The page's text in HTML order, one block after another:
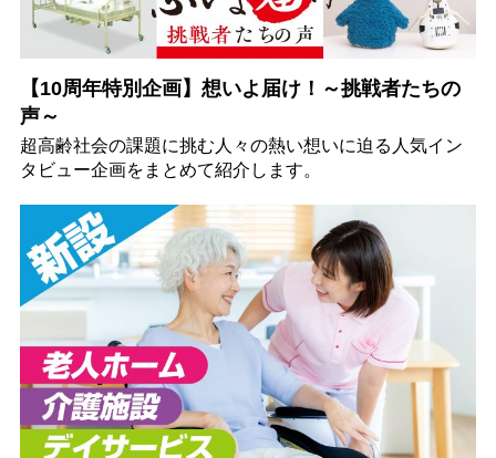
【10周年特別企画】想いよ届け！～挑戦者たちの
声～
超高齢社会の課題に挑む人々の熱い想いに迫る人気イン
タビュー企画をまとめて紹介します。